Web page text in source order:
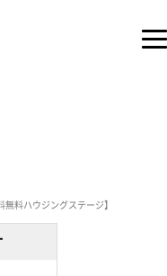
料ハウジングステージ】